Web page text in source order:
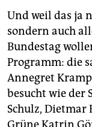
Und weil das ja
sondern auch
Bundestag
Programm: die
Annegret
besucht wie der
Schulz, Dietmar